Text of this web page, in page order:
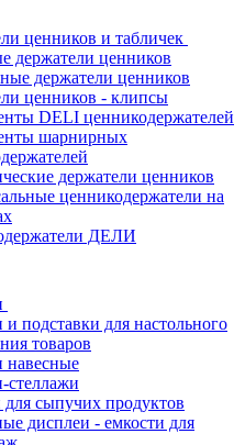
ценников и табличек
держатели ценников
держатели ценников
ценников - клипсы
DELI ценникодержателей
шарнирных
держатели ценников
ценникодержатели на
ДЕЛИ
подставки для настольного
товаров
навесные
стеллажи
для сыпучих продуктов
дисплеи - емкости для